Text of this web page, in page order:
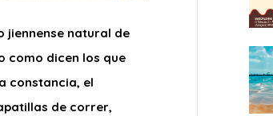
jiennense natural de
como dicen los que
constancia, el
de correr,